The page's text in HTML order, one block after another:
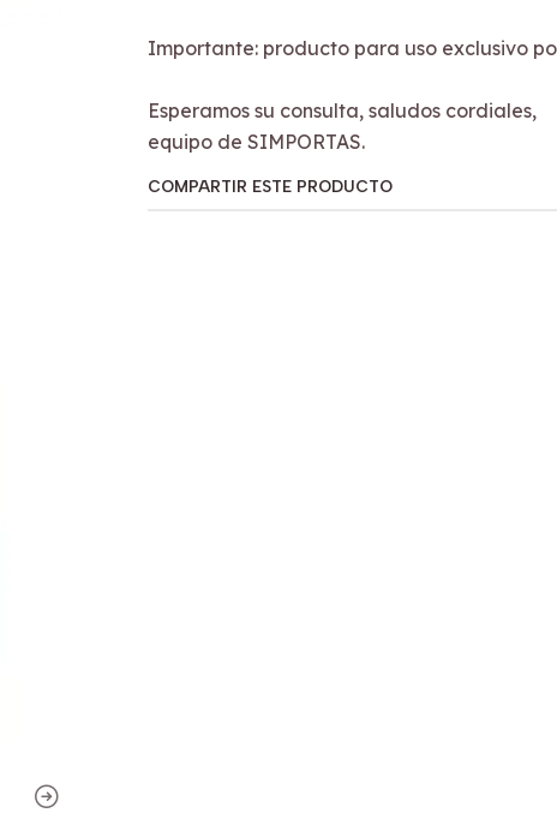
Importante: producto para uso exclusivo
Esperamos su consulta, saludos cordiales,
equipo de SIMPORTAS.
COMPARTIR ESTE PRODUCTO